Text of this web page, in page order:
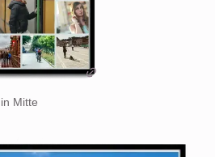
Mitte